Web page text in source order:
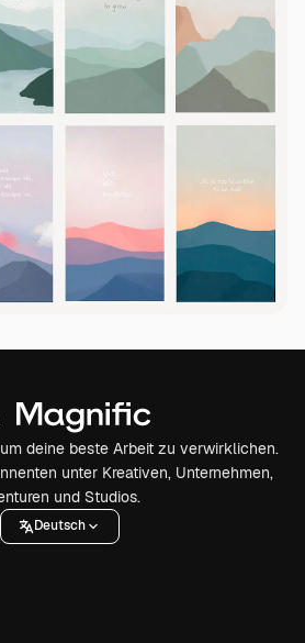
deine beste Arbeit zu verwirklichen.
unter Kreativen, Unternehmen,
und Studios.
Deutsch